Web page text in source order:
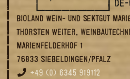
BIOLAND WEIN- UND SEKTGUT
THORSTEN WEITER,
MARIENFELDERHOF 1
76833 SIEBELDINGEN/PFALZ
+49 (0) 6345 919112